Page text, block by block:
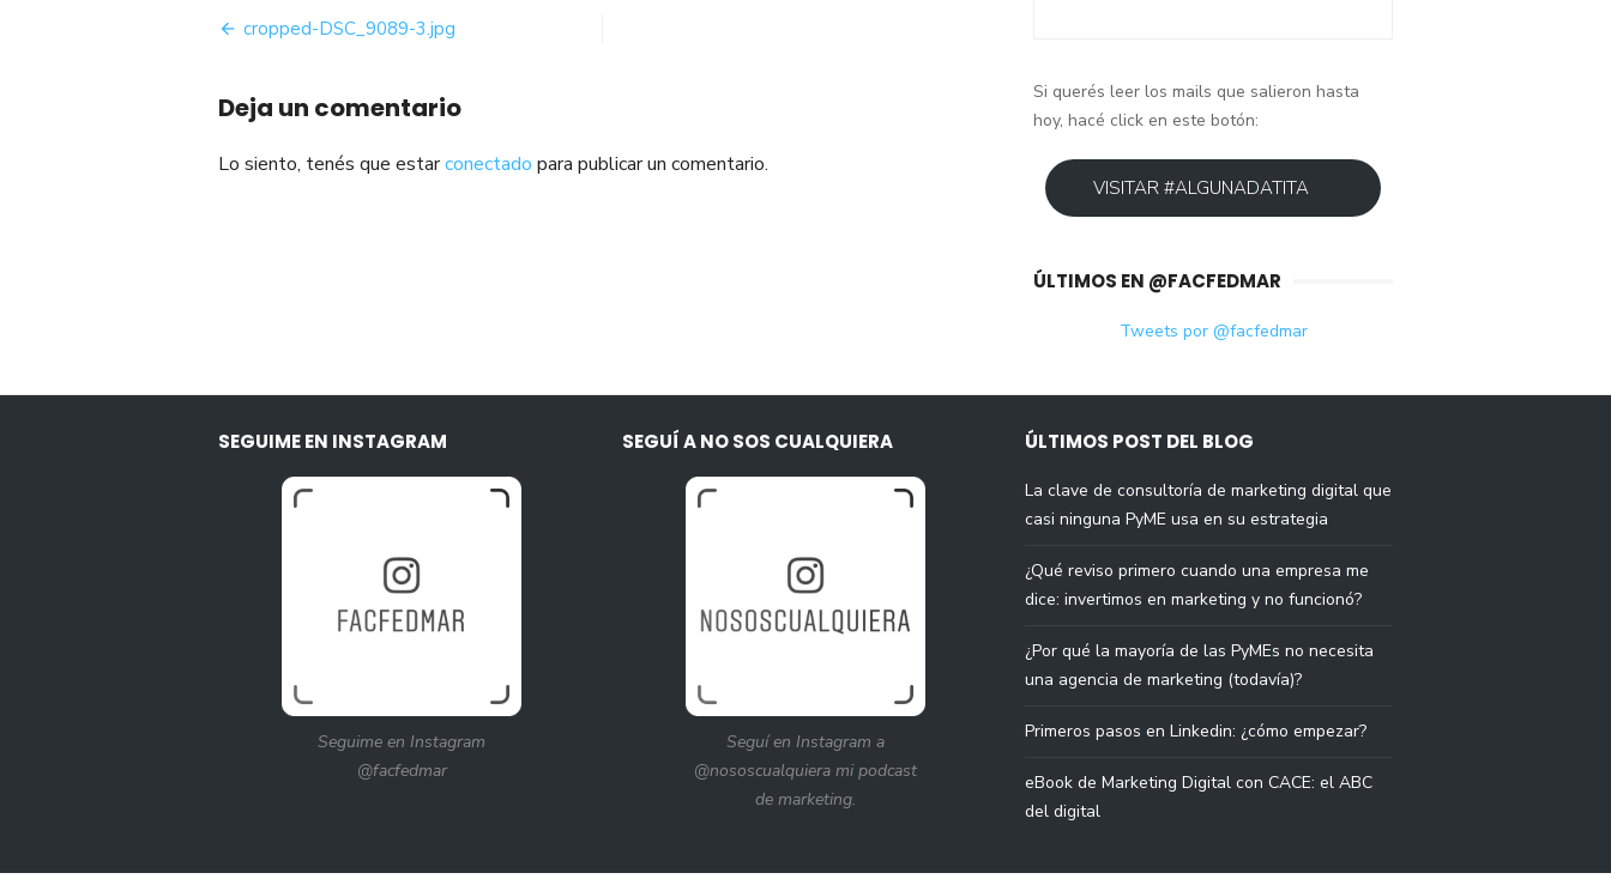
Navegación
entradas
cropped-DSC_9089-3.jpg
Deja un comentario
Lo siento, tenés que estarconectado para publicar un comentario.
Si querés leer los mails que salieron hasta
hoy, hacé click en este botón:
VISITAR #ALGUNADATITA
ÚLTIMOS EN @FACFEDMAR
Tweets por @facfedmar
SEGUIME EN INSTAGRAM
Seguime en Instagram
@facfedmar
SEGUÍ A NO SOS CUALQUIERA
Seguí en Instagram a
@nososcualquiera mi podcast
de marketing.
ÚLTIMOS POST DEL BLOG
La clave de consultoría de marketing digital que
casi ninguna PyME usa en su estrategia
¿Qué reviso primero cuando una empresa me
dice: invertimos en marketing y no funcionó?
¿Por qué la mayoría de las PyMEs no necesita
una agencia de marketing (todavía)?
Primeros pasos en Linkedin: ¿cómo empezar?
eBook de Marketing Digital con CACE: el ABC
del digital